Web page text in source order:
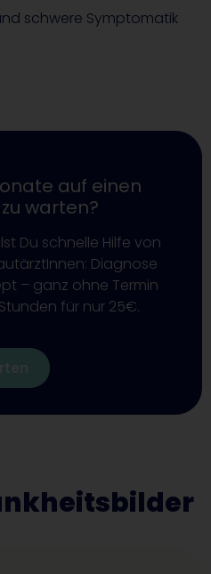
schwere Symptomatik
auf einen
warten?
Du schnelle Hilfe von
Diagnose
– ganz ohne Termin
für nur 25€.